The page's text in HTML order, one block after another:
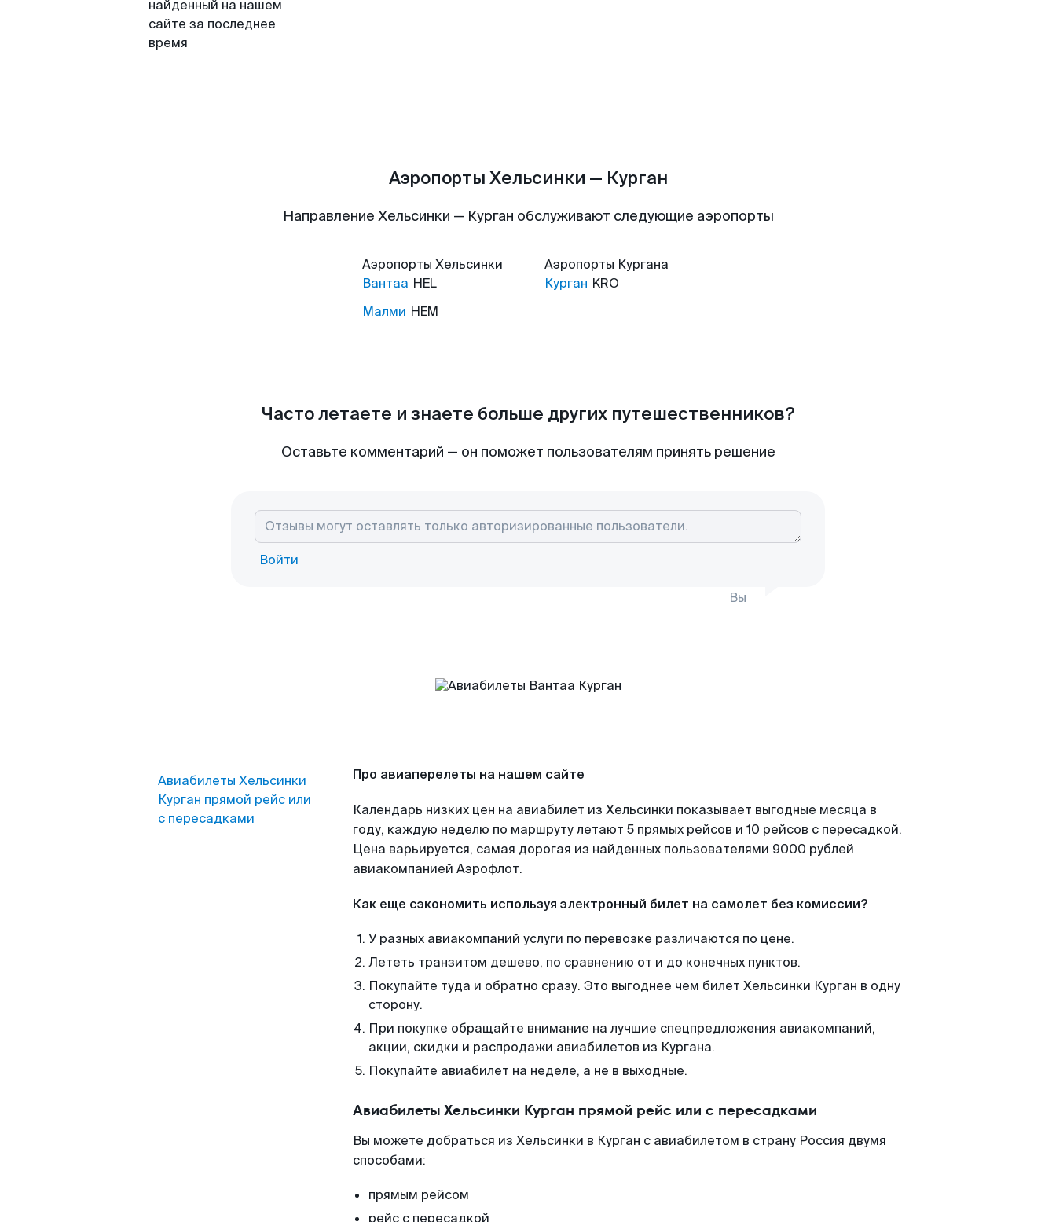
найденный на нашем
сайте за последнее
время
Аэропорты Хельсинки — Курган
Направление Хельсинки — Курган обслуживают следующие аэропорты
Аэропорты Хельсинки
Вантаа HEL
Малми HEM
Аэропорты Кургана
Курган KRO
Часто летаете и знаете больше других путешественников?
Оставьте комментарий — он поможет пользователям принять решение
Войти
Вы
Авиабилеты Хельсинки
Курган прямой рейс или
с пересадками
Про авиаперелеты на нашем сайте
Календарь низких цен на авиабилет из Хельсинки показывает выгодные месяца в
году, каждую неделю по маршруту летают 5 прямых рейсов и 10 рейсов с пересадкой.
Цена варьируется, самая дорогая из найденных пользователями 9000 рублей
авиакомпанией Аэрофлот.
Как еще сэкономить используя электронный билет на самолет без комиссии?
У разных авиакомпаний услуги по перевозке различаются по цене.
Лететь транзитом дешево, по сравнению от и до конечных пунктов.
Покупайте туда и обратно сразу. Это выгоднее чем билет Хельсинки Курган в одну
сторону.
При покупке обращайте внимание на лучшие спецпредложения авиакомпаний,
акции, скидки и распродажи авиабилетов из Кургана.
Покупайте авиабилет на неделе, а не в выходные.
Авиабилеты Хельсинки Курган прямой рейс или с пересадками
Вы можете добраться из Хельсинки в Курган с авиабилетом в страну Россия двумя
способами:
прямым рейсом
рейс с пересадкой